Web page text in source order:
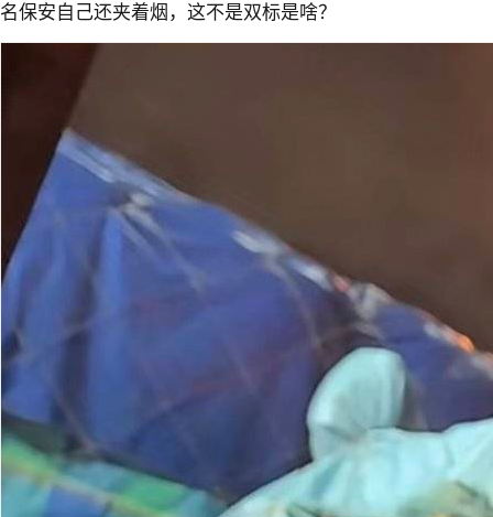
名保安自己还夹着烟，这不是双标是啥？